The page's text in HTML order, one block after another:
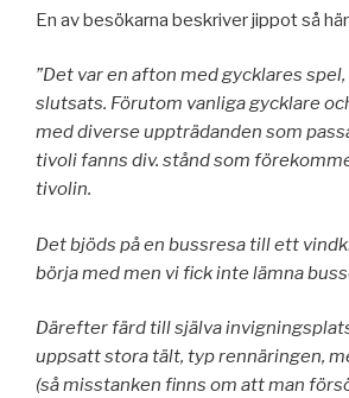
En av besökarna beskriver jippot så
”Det var en afton med gycklares
slutsats. Förutom vanliga gycklare
med diverse uppträdanden som
tivoli fanns div. stånd som
tivolin.
Det bjöds på en bussresa till ett
börja med men vi fick inte lämna
Därefter färd till själva
uppsatt stora tält, typ rennäringen,
(så misstanken finns om att man